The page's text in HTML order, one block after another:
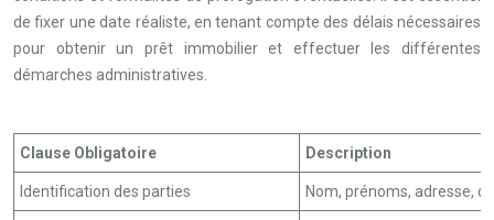
de fixer une date réaliste, en tenant compte des délais nécessaires
pour obtenir un prêt immobilier et effectuer les différentes
démarches administratives.
Clause Obligatoire Description
Identification des parties Nom, prénoms, adresse,